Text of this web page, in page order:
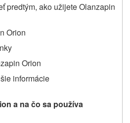
predtým, ako užijete Olanzapin
Orion
Orion
informácie
a na čo sa používa